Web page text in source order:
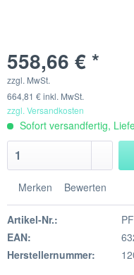
558,66 € *
zzgl. MwSt.
664,81 € inkl. MwSt.
zzgl. Versandkosten
Sofort versandfertig,
Merken Bewerten
Artikel-Nr.:
EAN:
Herstellernummer: